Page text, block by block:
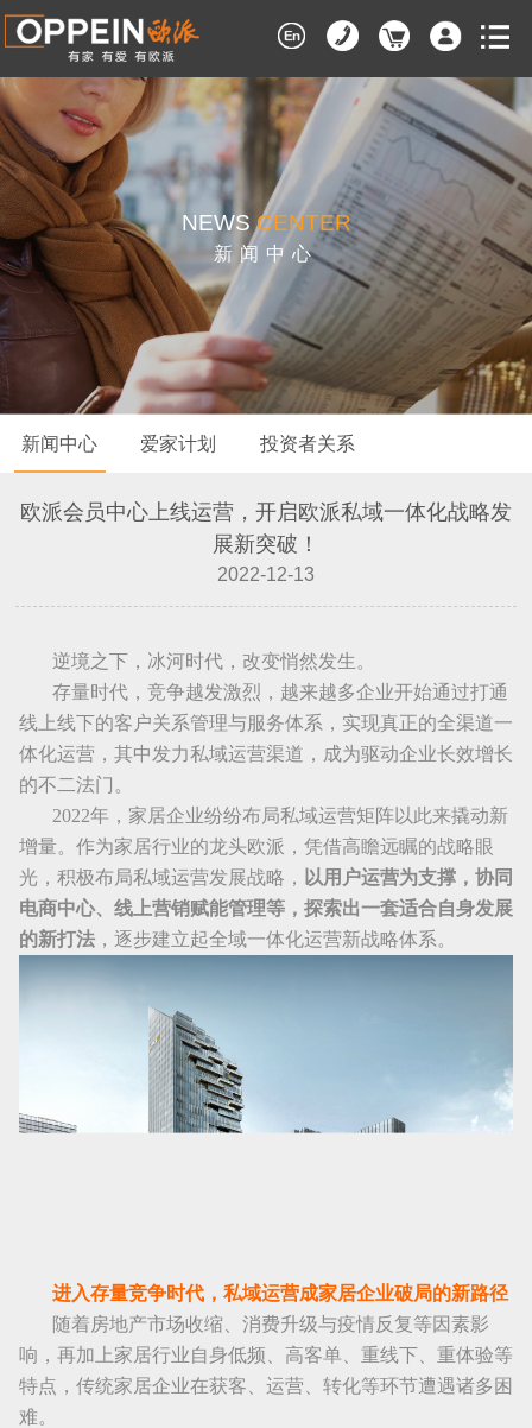
NEWSCENTER
新闻中心
新闻中心 爱家计划 投资者关系
欧派会员中心上线运营，开启欧派私域一体化战略发
展新突破！
2022-12-13
逆境之下，冰河时代，改变悄然发生。
存量时代，竞争越发激烈，越来越多企业开始通过打通
线上线下的客户关系管理与服务体系，实现真正的全渠道一
体化运营，其中发力私域运营渠道，成为驱动企业长效增长
的不二法门。
2022年，家居企业纷纷布局私域运营矩阵以此来撬动新
增量。作为家居行业的龙头欧派，凭借高瞻远瞩的战略眼
光，积极布局私域运营发展战略， 以用户运营为支撑，协同
电商中心、线上营销赋能管理等，探索出一套适合自身发展
的新打法，逐步建立起全域一体化运营新战略体系。
进入存量竞争时代，私域运营成家居企业破局的新路径
随着房地产市场收缩、消费升级与疫情反复等因素影
响，再加上家居行业自身低频、高客单、重线下、重体验等
特点，传统家居企业在获客、运营、转化等环节遭遇诸多困
难。